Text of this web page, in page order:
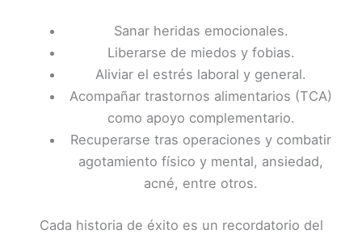
Sanar heridas emocionales.
Liberarse de miedos y fobias.
Aliviar el estrés laboral y general.
Acompañar trastornos alimentarios (TCA)
como apoyo complementario.
Recuperarse tras operaciones y combatir
agotamiento físico y mental, ansiedad,
acné, entre otros.
Cada historia de éxito es un recordatorio del